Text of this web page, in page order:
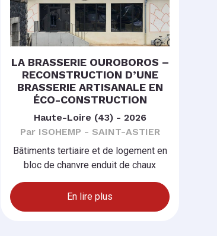
LA BRASSERIE OUROBOROS –
RECONSTRUCTION D’UNE
BRASSERIE ARTISANALE EN
ÉCO-CONSTRUCTION
Haute-Loire (43) - 2026
Par ISOHEMP - SAINT-ASTIER
Bâtiments tertiaire et de logement en
bloc de chanvre enduit de chaux
En lire plus